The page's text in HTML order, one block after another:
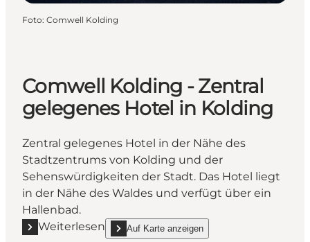
Foto: Comwell Kolding
Comwell Kolding - Zentral
gelegenes Hotel in Kolding
Zentral gelegenes Hotel in der Nähe des
Stadtzentrums von Kolding und der
Sehenswürdigkeiten der Stadt. Das Hotel liegt
in der Nähe des Waldes und verfügt über ein
Hallenbad.
Weiterlesen
Mehr erfahren "Comwell Kolding - Zentral
Auf Karte anzeigen
show Comwell Kolding - Zentral gelegenes Hotel